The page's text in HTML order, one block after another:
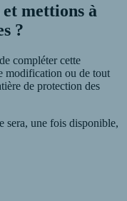
mettions à
?
compléter cette
modification ou de tout
de protection des
sera, une fois disponible,